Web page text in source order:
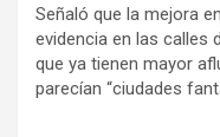
Señaló que la mejora
evidencia en las calles
que ya tienen mayor
parecían “ciudades